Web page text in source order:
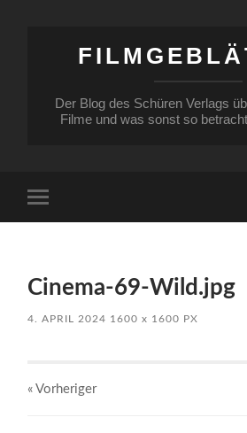
Der Blog des Schüren Verlags
Filme und was sonst so
Menü
Cinema-69-Wild.jpg
4. APRIL 2024 1600x 1600 PX
« Vorheriger